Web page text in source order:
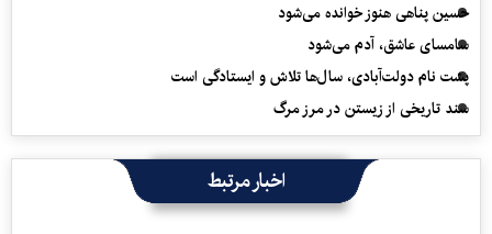
حسین پناهی هنوز خوانده می‌شود
سامسای عاشق، آدم می‌شود
پشت نام دولت‌آبادی، سال‌ها تلاش و ایستادگی است
سند تاریخی از زیستن در مرز مرگ
اخبار مرتبط